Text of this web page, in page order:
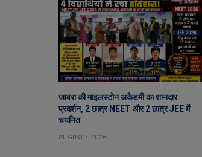
जावरा की माइलस्टोन अकैडमी का शानदार
प्रदर्शन, 2 छात्र NEET और 2 छात्र JEE में
चयनित
AUGUST 7, 2026